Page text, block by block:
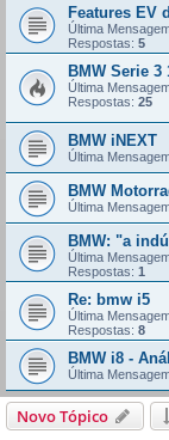
Features EV
Última
Respostas: 5
BMW Serie
Última
Respostas: 25
BMW iNEXT
Última
BMW
Última
BMW: "a
Última
Respostas: 1
Re: bmw i5
Última
Respostas: 8
BMW i8 -
Última
Novo Tópico